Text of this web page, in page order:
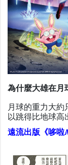
為什麼大雄在月
月球的重力大約
以跳得比地球高
遠流出版《哆啦